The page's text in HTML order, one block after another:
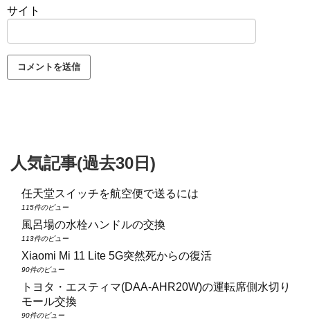
サイト
人気記事(過去30日)
任天堂スイッチを航空便で送るには
115件のビュー
風呂場の水栓ハンドルの交換
113件のビュー
Xiaomi Mi 11 Lite 5G突然死からの復活
90件のビュー
トヨタ・エスティマ(DAA‑AHR20W)の運転席側水切り
モール交換
90件のビュー